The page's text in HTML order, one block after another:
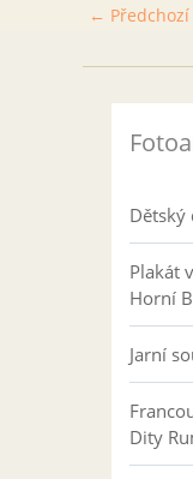
← Předchozí
Dětský
Plakát
Horní
Jarní
Dity